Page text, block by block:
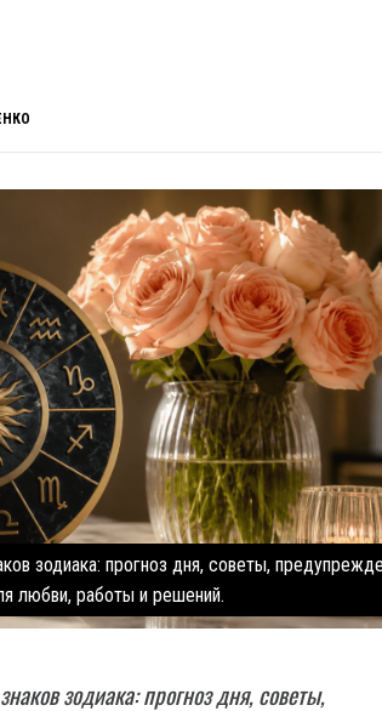
зодиака: прогноз дня, советы,
любви, работы и решений.
зодиака: прогноз дня, советы,